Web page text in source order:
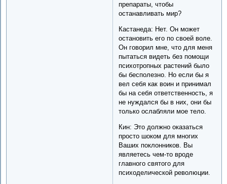
препараты, чтобы
останавливать мир?
Кастанеда: Нет. Он может
остановить его по своей воле.
Он говорил мне, что для меня
пытаться видеть без помощи
психотропных растений было
бы бесполезно. Но если бы я
вел себя как воин и принимал
бы на себя ответственность, я
не нуждался бы в них, они бы
только ослабляли мое тело.
Кин: Это должно оказаться
просто шоком для многих
Ваших поклонников. Вы
являетесь чем-то вроде
главного святого для
психоделической революции.